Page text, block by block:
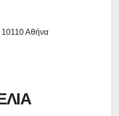
10110 Αθήνα